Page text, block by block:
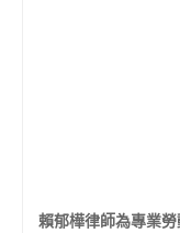
賴郁樺律師為專業